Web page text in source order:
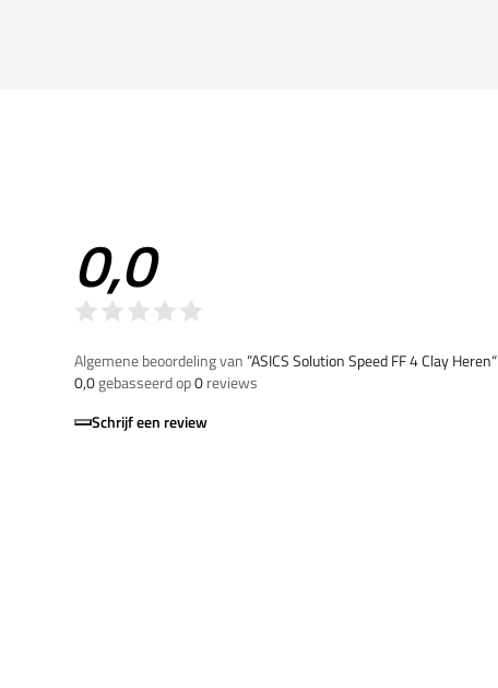
0,0
Algemene beoordeling van”ASICS Solution Speed FF 4 Clay Heren“
0,0gebasseerd op0reviews
Schrijf een review